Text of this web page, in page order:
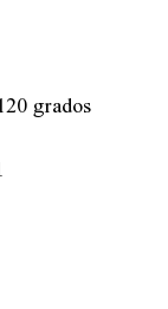
grados